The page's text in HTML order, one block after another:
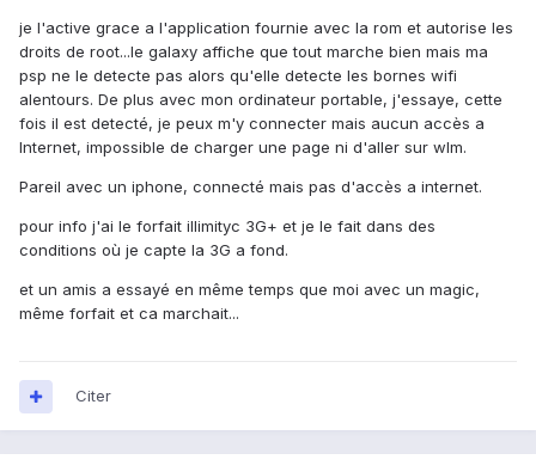
je l'active grace a l'application fournie avec la rom et autorise les
droits de root...le galaxy affiche que tout marche bien mais ma
psp ne le detecte pas alors qu'elle detecte les bornes wifi
alentours. De plus avec mon ordinateur portable, j'essaye, cette
fois il est detecté, je peux m'y connecter mais aucun accès a
Internet, impossible de charger une page ni d'aller sur wlm.
Pareil avec un iphone, connecté mais pas d'accès a internet.
pour info j'ai le forfait illimityc 3G+ et je le fait dans des
conditions où je capte la 3G a fond.
et un amis a essayé en même temps que moi avec un magic,
même forfait et ca marchait...
Citer